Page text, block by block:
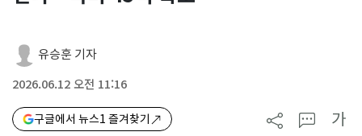
유승훈 기자
2026.06.12 오전 11:16
구글에서 뉴스1 즐겨찾기 가